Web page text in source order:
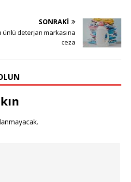
SONRAKI
ünlü deterjan markasına
ceza